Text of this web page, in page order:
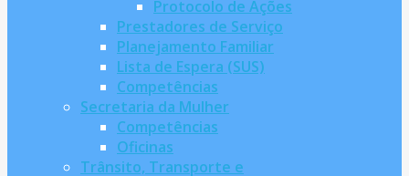
Protocolo de Ações
Prestadores de Serviço
Planejamento Familiar
Lista de Espera (SUS)
Competências
Secretaria da Mulher
Competências
Oficinas
Trânsito, Transporte e